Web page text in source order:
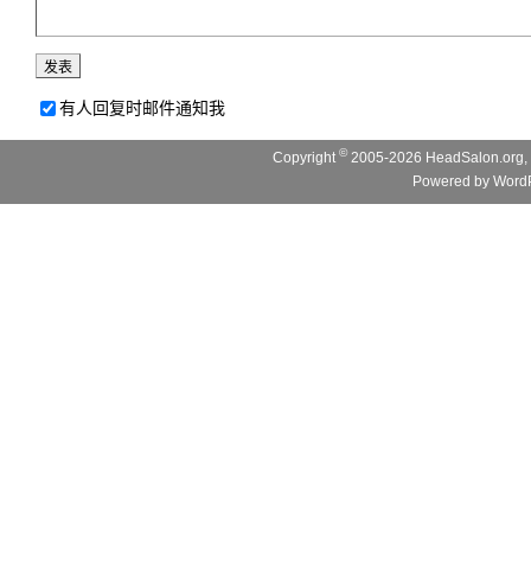
有人回复时邮件通知我
Copyright© 2005-2026
Powered by